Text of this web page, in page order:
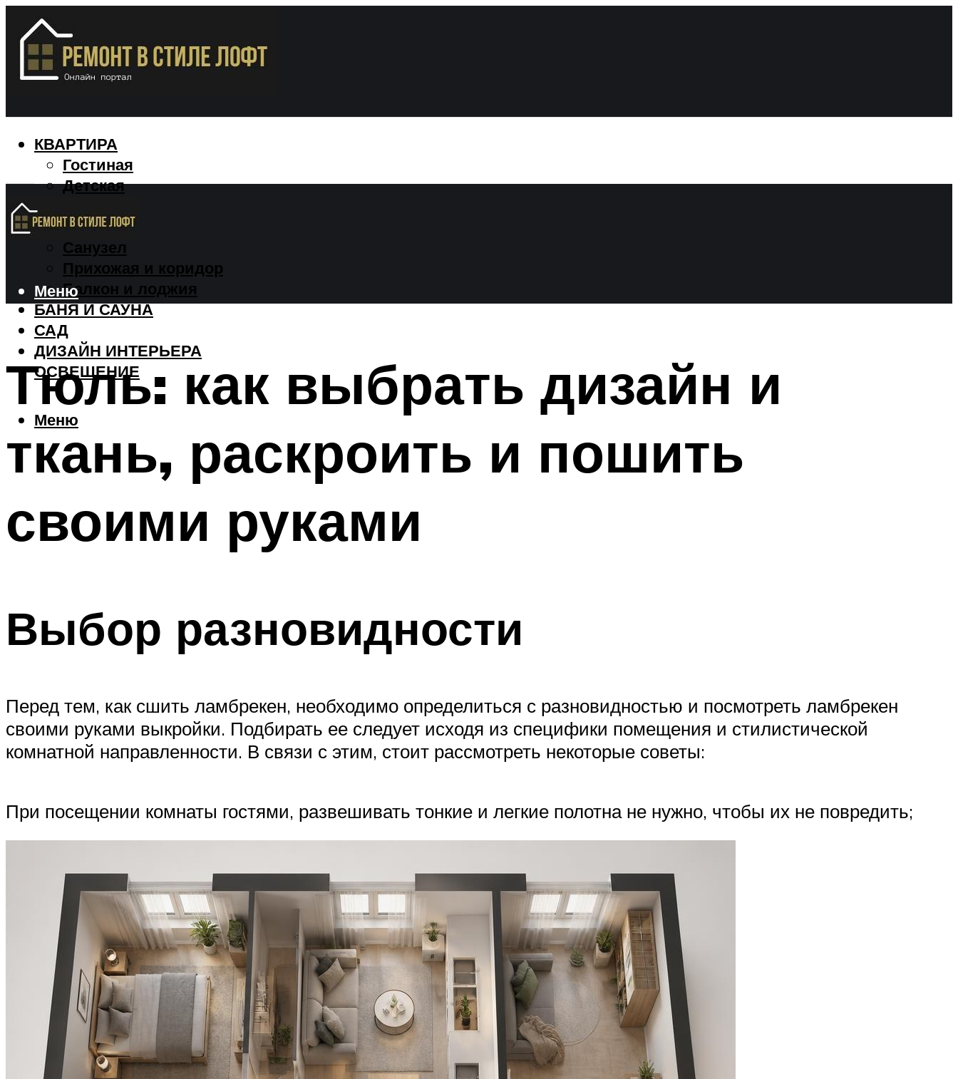
КВАРТИРА
Гостиная
Детская
Спальня
Санузел
Прихожая и коридор
Балкон и лоджия
БАНЯ И САУНА
САД
ДИЗАЙН ИНТЕРЬЕРА
ОСВЕЩЕНИЕ
Меню
Меню
Тюль: как выбрать дизайн и
ткань, раскроить и пошить
своими руками
Выбор разновидности
Перед тем, как сшить ламбрекен, необходимо определиться с разновидностью и посмотреть ламбрекен
своими руками выкройки. Подбирать ее следует исходя из специфики помещения и стилистической
комнатной направленности. В связи с этим, стоит рассмотреть некоторые советы:
При посещении комнаты гостями, развешивать тонкие и легкие полотна не нужно, чтобы их не повредить;